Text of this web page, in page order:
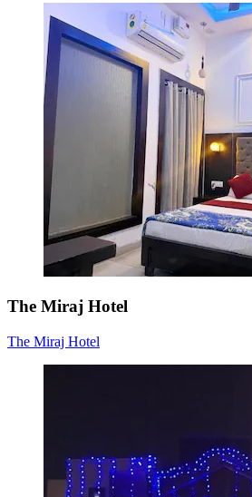
The Miraj Hotel
The Miraj Hotel